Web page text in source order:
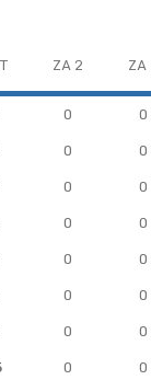
ZA 2 ZA
0
0
0
0
0
0
0
0
0
0
0
0
0
0
0
0